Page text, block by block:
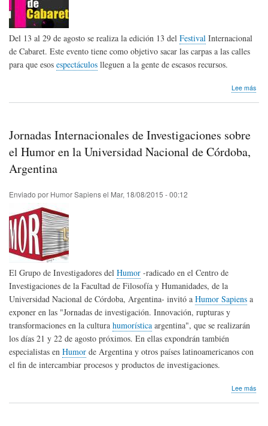
Del 13 al 29 de agosto se realiza la edición 13 del Festival Internacional
de Cabaret. Este evento tiene como objetivo sacar las carpas a las calles
para que esos espectáculos lleguen a la gente de escasos recursos.
Lee más
Jornadas Internacionales de Investigaciones sobre
el Humor en la Universidad Nacional de Córdoba,
Argentina
Enviado por Humor Sapiensel Mar, 18/08/2015 - 00:12
El Grupo de Investigadores del Humor -radicado en el Centro de
Investigaciones de la Facultad de Filosofía y Humanidades, de la
Universidad Nacional de Córdoba, Argentina- invitó a Humor Sapiens a
exponer en las "Jornadas de investigación. Innovación, rupturas y
transformaciones en la cultura humorística argentina", que se realizarán
los días 21 y 22 de agosto próximos. En ellas expondrán también
especialistas en Humor de Argentina y otros países latinoamericanos con
el fin de intercambiar procesos y productos de investigaciones.
Lee más